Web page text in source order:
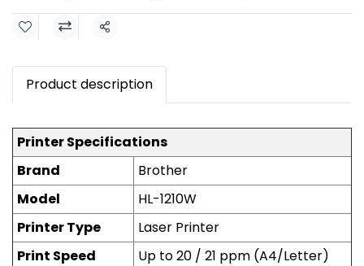
Share
Product description
Printer Specifications
Brand
Brother
Model
HL-1210W
Printer Type
Laser Printer
Print Speed
Up to 20 / 21 ppm (A4/Letter)